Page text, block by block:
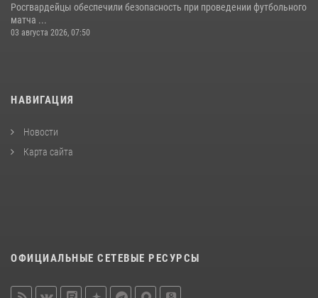
Росгвардейцы обеспечили безопасность при проведении футбольного
матча ...
03 августа 2026, 07:50
НАВИГАЦИЯ
Новости
Карта сайта
ОФИЦИАЛЬНЫЕ СЕТЕВЫЕ РЕСУРСЫ